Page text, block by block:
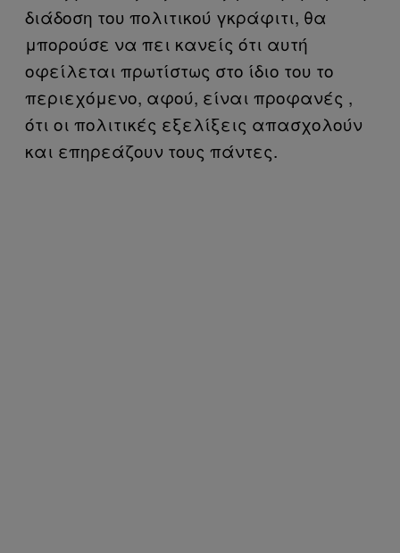
διάδοση του πολιτικού γκράφιτι, θα
μπορούσε να πει κανείς ότι αυτή
οφείλεται πρωτίστως στο ίδιο του το
περιεχόμενο, αφού, είναι προφανές ,
ότι οι πολιτικές εξελίξεις απασχολούν
και επηρεάζουν τους πάντες.